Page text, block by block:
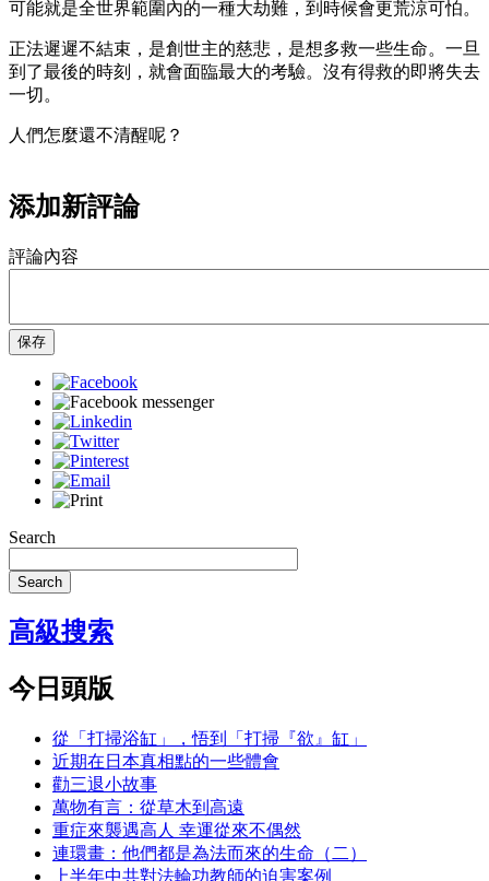
可能就是全世界範圍內的一種大劫難，到時候會更荒涼可怕。
正法遲遲不結束，是創世主的慈悲，是想多救一些生命。一旦
到了最後的時刻，就會面臨最大的考驗。沒有得救的即將失去
一切。
人們怎麼還不清醒呢？
添加新評論
評論內容
保存
Search
Search
高級搜索
今日頭版
從「打掃浴缸」，悟到「打掃『欲』缸」
近期在日本真相點的一些體會
勸三退小故事
萬物有言：從草木到高遠
重症來襲遇高人 幸運從來不偶然
連環畫：他們都是為法而來的生命（二）
上半年中共對法輪功教師的迫害案例